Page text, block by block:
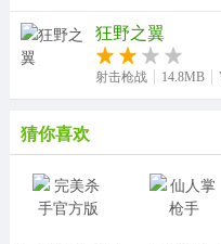
狂野之翼
射击枪战 14.8MB
猜你喜欢